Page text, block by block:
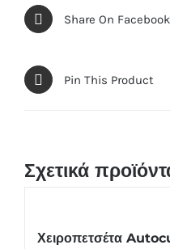
Share On Facebook
Pin This Product
Σχετικά
Χειροπετσέτα